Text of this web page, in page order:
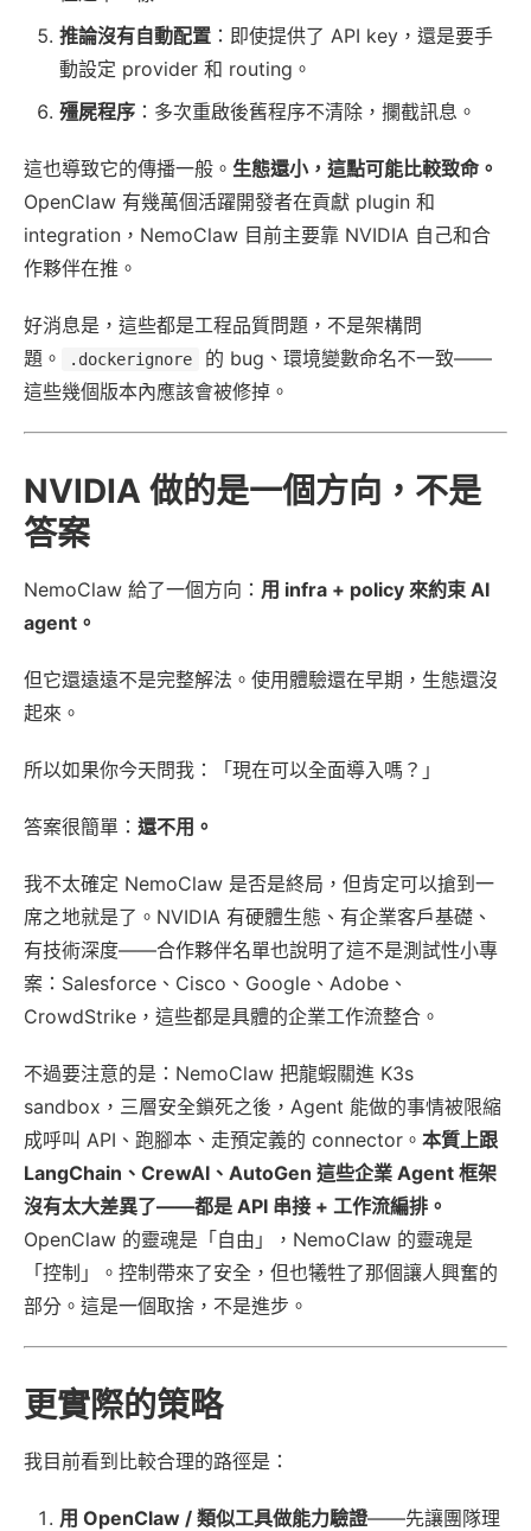
推論沒有自動配置 ：即使提供了 API key，還是要手
動設定 provider 和 routing。
殭屍程序 ：多次重啟後舊程序不清除，攔截訊息。
這也導致它的傳播一般。 生態還小，這點可能比較致命。
OpenClaw 有幾萬個活躍開發者在貢獻 plugin 和
integration，NemoClaw 目前主要靠 NVIDIA 自己和合
作夥伴在推。
好消息是，這些都是工程品質問題，不是架構問
題。
.dockerignore
的 bug、環境變數命名不一致——
這些幾個版本內應該會被修掉。
NVIDIA 做的是一個方向，不是
答案
NemoClaw 給了一個方向： 用 infra + policy 來約束 AI
agent。
但它還遠遠不是完整解法。使用體驗還在早期，生態還沒
起來。
所以如果你今天問我：「現在可以全面導入嗎？」
答案很簡單： 還不用。
我不太確定 NemoClaw 是否是終局，但肯定可以搶到一
席之地就是了。NVIDIA 有硬體生態、有企業客戶基礎、
有技術深度——合作夥伴名單也說明了這不是測試性小專
案：Salesforce、Cisco、Google、Adobe、
CrowdStrike，這些都是具體的企業工作流整合。
不過要注意的是：NemoClaw 把龍蝦關進 K3s
sandbox，三層安全鎖死之後，Agent 能做的事情被限縮
成呼叫 API、跑腳本、走預定義的 connector。 本質上跟
LangChain、CrewAI、AutoGen 這些企業 Agent 框架
沒有太大差異了——都是 API 串接 + 工作流編排。
OpenClaw 的靈魂是「自由」，NemoClaw 的靈魂是
「控制」。控制帶來了安全，但也犧牲了那個讓人興奮的
部分。這是一個取捨，不是進步。
更實際的策略
我目前看到比較合理的路徑是：
用 OpenClaw / 類似工具做能力驗證——先讓團隊理